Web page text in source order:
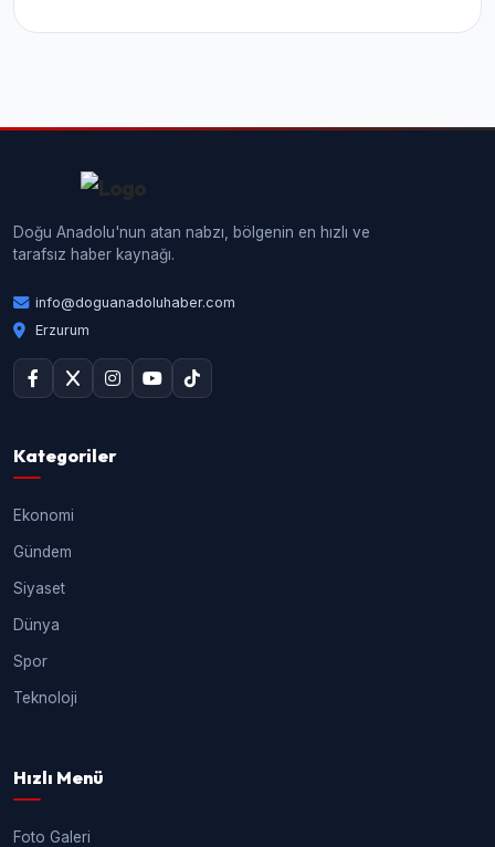
Doğu Anadolu'nun atan nabzı, bölgenin en hızlı ve
tarafsız haber kaynağı.
info@doguanadoluhaber.com
Erzurum
Kategoriler
Ekonomi
Gündem
Siyaset
Dünya
Spor
Teknoloji
Hızlı Menü
Foto Galeri